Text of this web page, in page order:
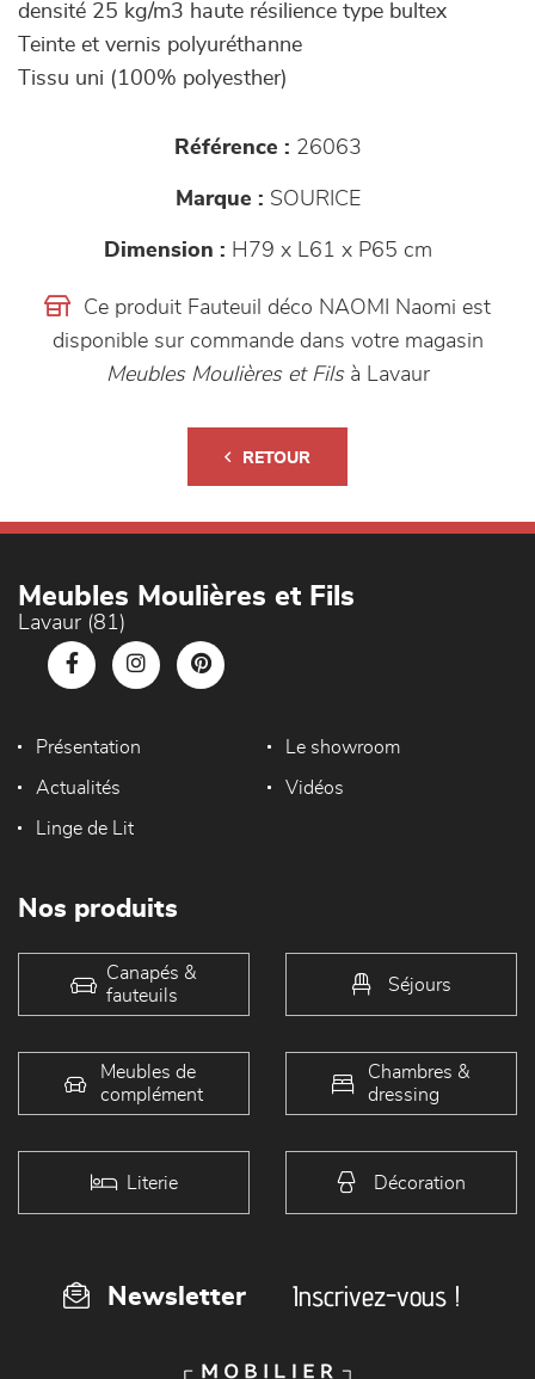
densité 25 kg/m3 haute résilience type bultex
Teinte et vernis polyuréthanne
Tissu uni (100% polyesther)
Référence : 26063
Marque : SOURICE
Dimension : H79 x L61 x P65 cm
Ce produit Fauteuil déco NAOMI Naomi est
disponible sur commande dans votre magasin
Meubles Moulières et Filsà Lavaur
RETOUR
Meubles Moulières et Fils
Lavaur (81)
Présentation Le showroom
Actualités Vidéos
Linge de Lit
Nos produits
Canapés &
fauteuils
Séjours
Meubles de
complément
Chambres &
dressing
Literie Décoration
Newsletter Inscrivez-vous !